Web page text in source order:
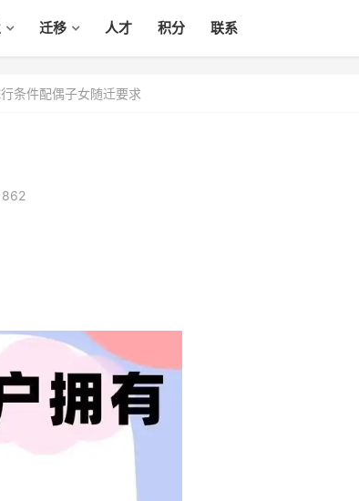
迁移 人才 积分 联系
条件配偶子女随迁要求
862